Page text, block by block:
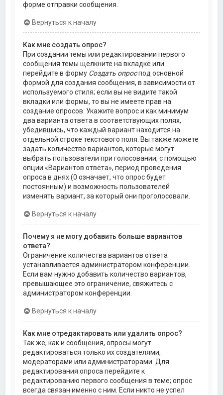
форме отправки сообщения.
Вернуться к началу
Как мне создать опрос?
При создании темы или редактировании первого
сообщения темы щёлкните на вкладке или
перейдите в форму Создать опроспод основной
формой для создания сообщения, в зависимости от
используемого стиля; если вы не видите такой
вкладки или формы, то вы не имеете прав на
создание опросов. Укажите вопрос и как минимум
два варианта ответа в соответствующих полях,
убедившись, что каждый вариант находится на
отдельной строке текстового поля. Вы также можете
задать количество вариантов, которые могут
выбрать пользователи при голосовании, с помощью
опции «Вариантов ответа», период проведения
опроса в днях (0 означает, что опрос будет
постоянным) и возможность пользователей
изменять вариант, за который они проголосовали.
Вернуться к началу
Почему я не могу добавить больше вариантов
ответа?
Ограничение количества вариантов ответа
устанавливается администратором конференции.
Если вам нужно добавить количество вариантов,
превышающее это ограничение, свяжитесь с
администратором конференции.
Вернуться к началу
Как мне отредактировать или удалить опрос?
Так же, как и сообщения, опросы могут
редактироваться только их создателями,
модераторами или администраторами. Для
редактирования опроса перейдите к
редактированию первого сообщения в теме; опрос
всегда связан именно с ним. Если никто не успел